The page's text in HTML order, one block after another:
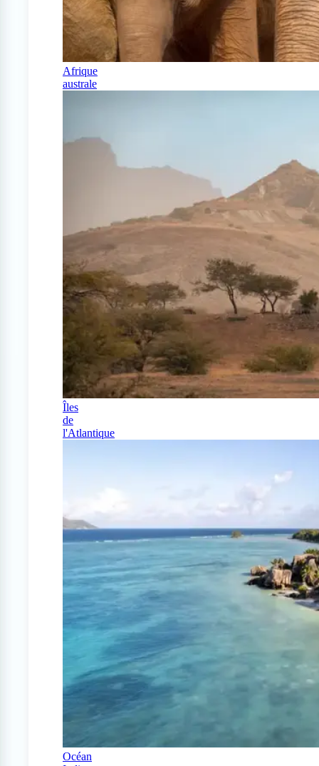
Afrique
australe
Îles
de
l'Atlantique
Océan